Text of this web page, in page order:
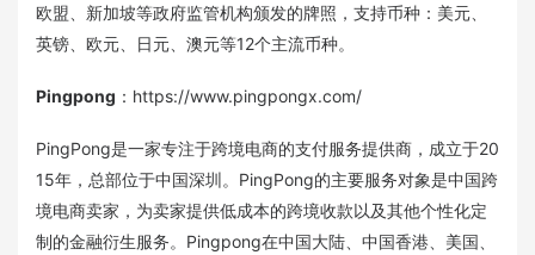
欧盟、新加坡等政府监管机构颁发的牌照，支持币种：美元、
英镑、欧元、日元、澳元等12个主流币种。
Pingpong ：https://www.pingpongx.com/
PingPong是一家专注于跨境电商的支付服务提供商，成立于20
15年，总部位于中国深圳。PingPong的主要服务对象是中国跨
境电商卖家，为卖家提供低成本的跨境收款以及其他个性化定
制的金融衍生服务。Pingpong在中国大陆、中国香港、美国、